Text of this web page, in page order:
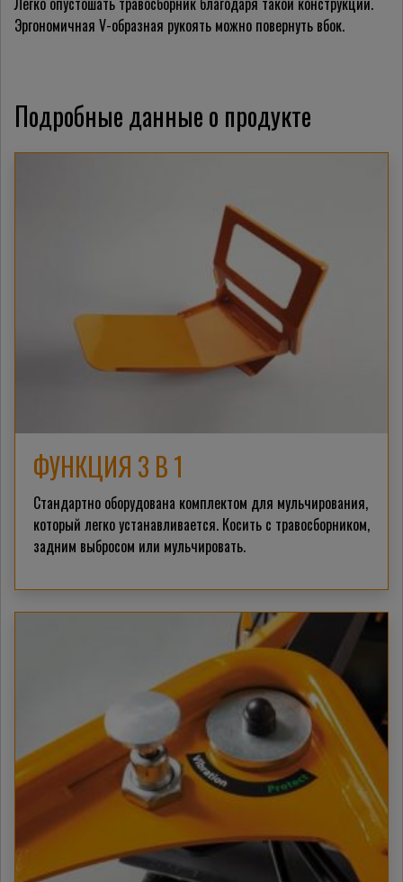
Эргономичная V-образная рукоять можно повернуть вбок.
Подробные данные о продукте
ФУНКЦИЯ 3 В 1
Стандартно оборудована комплектом для мульчирования,
который легко устанавливается. Косить с травосборником,
задним выбросом или мульчировать.